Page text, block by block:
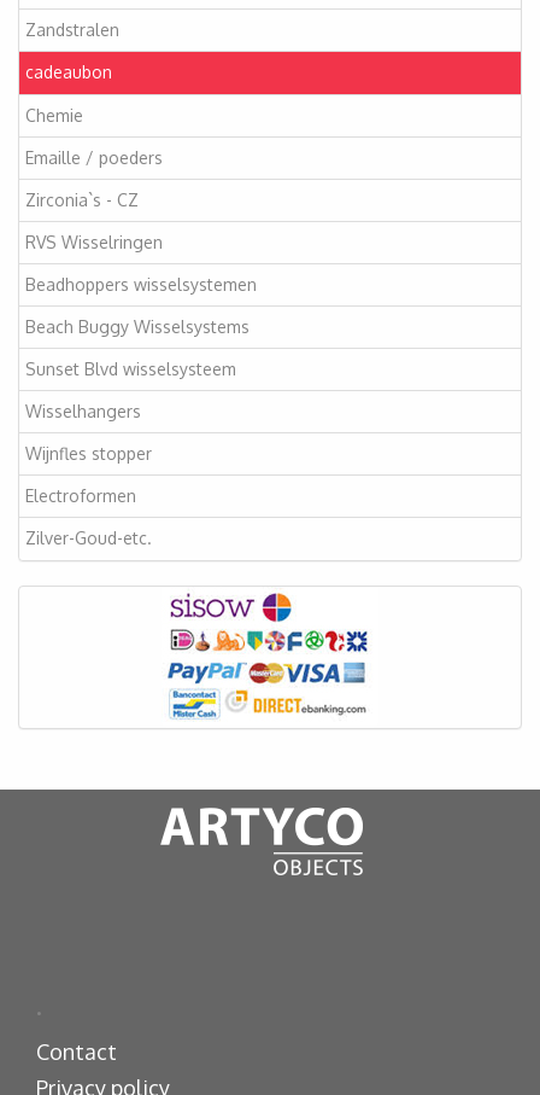
Zandstralen
cadeaubon
Chemie
Emaille / poeders
Zirconia`s - CZ
RVS Wisselringen
Beadhoppers wisselsystemen
Beach Buggy Wisselsystems
Sunset Blvd wisselsysteem
Wisselhangers
Wijnfles stopper
Electroformen
Zilver-Goud-etc.
.
Contact
Privacy policy